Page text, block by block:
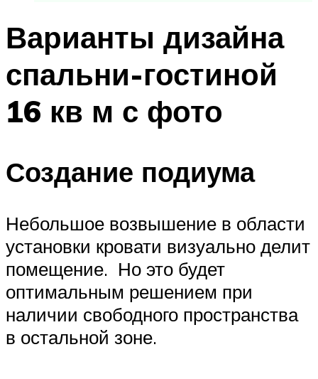
Варианты дизайна
спальни-гостиной
16 кв м с фото
Создание подиума
Небольшое возвышение в области
установки кровати визуально делит
помещение. Но это будет
оптимальным решением при
наличии свободного пространства
в остальной зоне.